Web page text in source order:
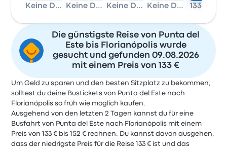
Keine Daten Keine Daten Keine Daten Keine Daten 133 €
Die günstigste Reise von Punta del
Este bis Florianópolis wurde
gesucht und gefunden 09.08.2026
mit einem Preis von 133 €
Um Geld zu sparen und den besten Sitzplatz zu bekommen,
solltest du deine Bustickets von Punta del Este nach
Florianópolis so früh wie möglich kaufen.
Ausgehend von den letzten 2 Tagen kannst du für eine
Busfahrt von Punta del Este nach Florianópolis mit einem
Preis von 133 € bis 152 € rechnen. Du kannst davon ausgehen,
dass der niedrigste Preis für die Reise 133 € ist und das